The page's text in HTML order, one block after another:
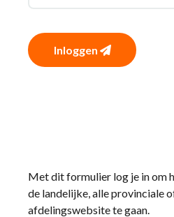
Inloggen
Met dit formulier log je in om
de landelijke, alle provinciale
afdelingswebsite te gaan.